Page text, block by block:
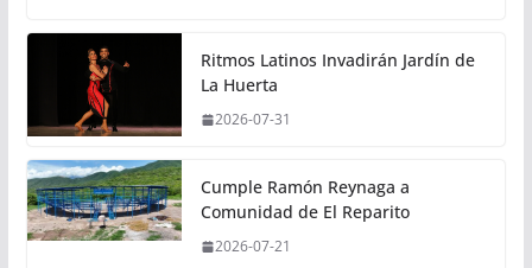
Ritmos Latinos Invadirán Jardín de
La Huerta
2026-07-31
Cumple Ramón Reynaga a
Comunidad de El Reparito
2026-07-21